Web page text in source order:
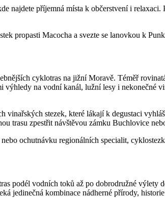
najdete příjemná místa k občerstvení i
propasti Macocha a svezte se lanovkou k
cyklotras na jižní Moravě. Téměř
na vodní kanál, lužní lesy i nekonečné
vinařských stezek, které lákají k degustaci
trasu zpestřit návštěvou zámku Buchlovice
ochutnávku regionálních specialit,
podél vodních toků až po dobrodružné výlety
jedinečná kombinace nádherné přírody,